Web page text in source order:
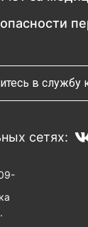
в службу
сетях: